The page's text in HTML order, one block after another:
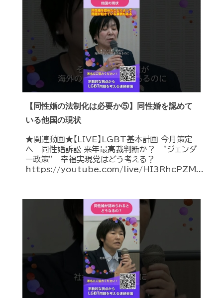
【同性婚の法制化は必要か⑤】同性婚を認めて
いる他国の現状
★関連動画★【LIVE】LGBT基本計画 今月策定
へ 同性婚訴訟 来年最高裁判断か？ ”ジェンダ
ー政策” 幸福実現党はどう考える？
https://youtube.com/live/HI3RhcPZM...